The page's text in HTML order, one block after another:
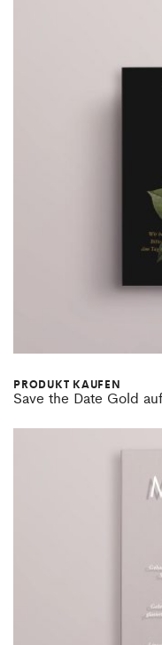
PRODUKT KAUFEN
Save the Date Gold